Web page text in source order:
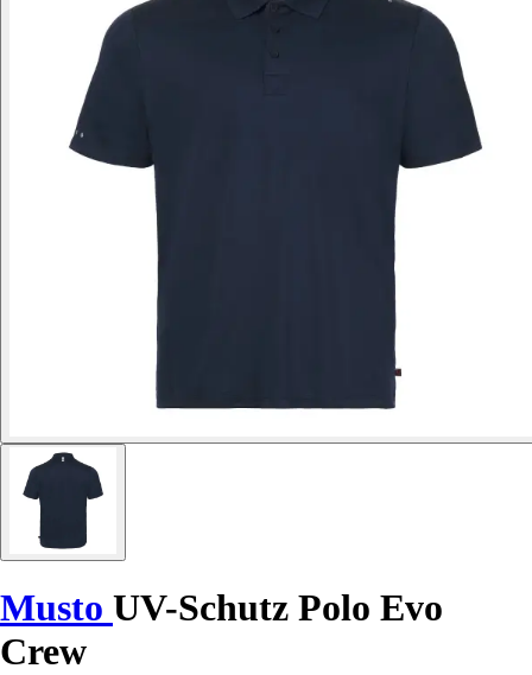
Musto UV-Schutz Polo Evo
Crew